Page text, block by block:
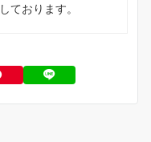
ております。